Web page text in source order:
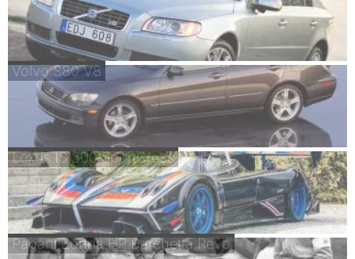
Volvo S80 V8
Lexus IS 300 SportCross
Pagani Zonda HP Barchetta Revo